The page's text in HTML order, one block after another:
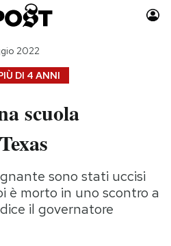
Auto
Moda
Consumismi
Storie/Idee
Ok Boomer!
Media
DI 4 ANNI
2022
scuola
sono stati uccisi
è morto in uno scontro a
il governatore